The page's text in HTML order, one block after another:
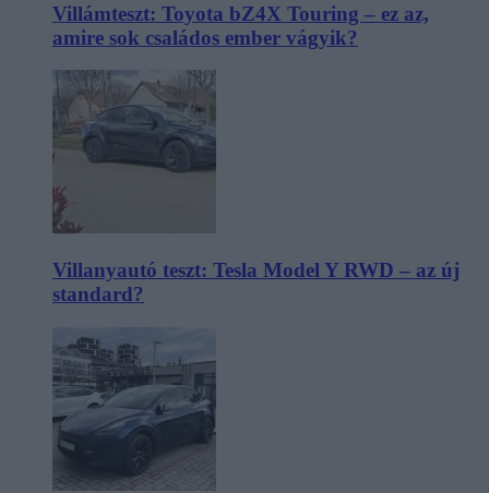
Villámteszt: Toyota bZ4X Touring – ez az,
amire sok családos ember vágyik?
Villanyautó teszt: Tesla Model Y RWD – az új
standard?